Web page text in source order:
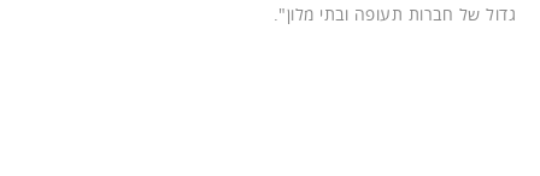
גדול של חברות תעופה ובתי מלון".